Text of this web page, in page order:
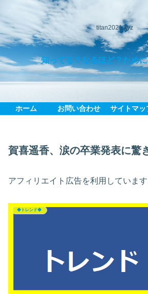
titan2021.xyz
知ってる？なるほど？ため
ホーム お問い合わせ サイトマッ
賀喜遥香、涙の卒業発表に驚
アフィリエイト広告を利用しています
◆トレンド◆